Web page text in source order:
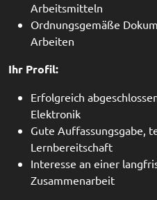
Arbeitsmitteln
Ordnungsgemäße
Arbeiten
Ihr Profil:
Erfolgreich
Elektronik
Gute Auffassungsgabe,
Lernbereitschaft
Interesse an einer
Zusammenarbeit